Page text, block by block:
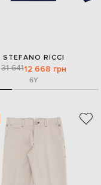
STEFANO RICCI
31 64112 668 грн
6Y